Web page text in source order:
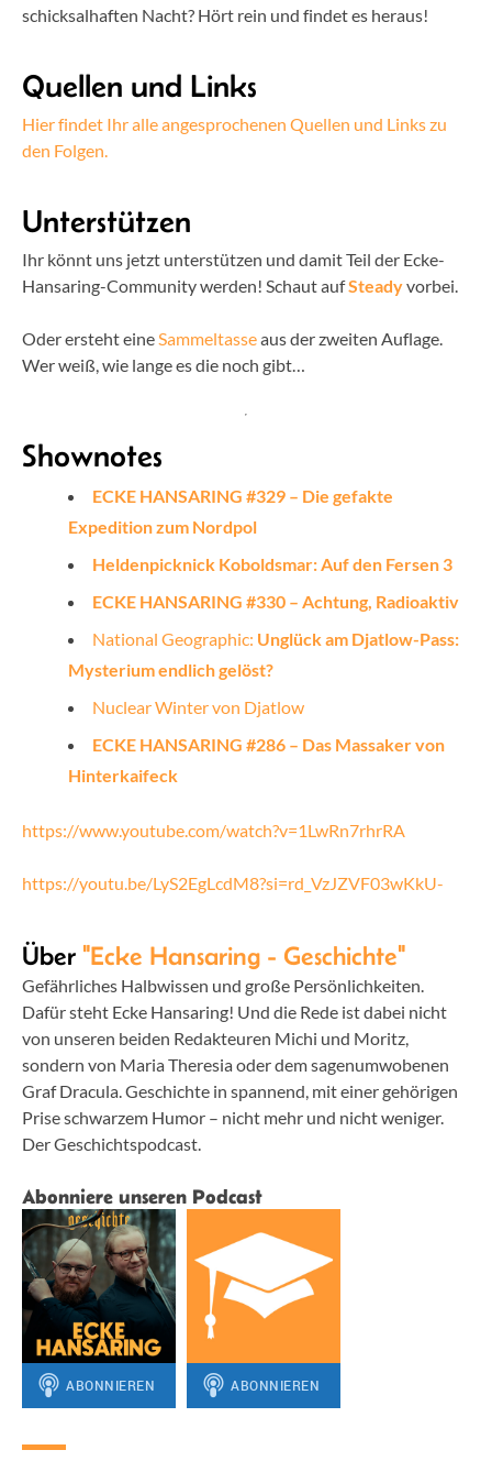
schicksalhaften Nacht? Hört rein und findet es heraus!
Quellen und Links
Hier findet Ihr alle angesprochenen Quellen und Links zu
den Folgen.
Unterstützen
Ihr könnt uns jetzt unterstützen und damit Teil der Ecke-
Hansaring-Community werden! Schaut aufSteadyvorbei.
Oder ersteht eineSammeltasseaus der zweiten Auflage.
Wer weiß, wie lange es die noch gibt…
Shownotes
ECKE HANSARING #329 – Die gefakte
Expedition zum Nordpol
Heldenpicknick Koboldsmar: Auf den Fersen 3
ECKE HANSARING #330 – Achtung, Radioaktiv
National Geographic: Unglück am Djatlow-Pass:
Mysterium endlich gelöst?
Nuclear Winter von Djatlow
ECKE HANSARING #286 – Das Massaker von
Hinterkaifeck
https://www.youtube.com/watch?v=1LwRn7rhrRA
https://youtu.be/LyS2EgLcdM8?si=rd_VzJZVF03wKkU-
Über "Ecke Hansaring - Geschichte"
Gefährliches Halbwissen und große Persönlichkeiten.
Dafür steht Ecke Hansaring! Und die Rede ist dabei nicht
von unseren beiden Redakteuren Michi und Moritz,
sondern von Maria Theresia oder dem sagenumwobenen
Graf Dracula. Geschichte in spannend, mit einer gehörigen
Prise schwarzem Humor – nicht mehr und nicht weniger.
Der Geschichtspodcast.
Abonniere unseren Podcast